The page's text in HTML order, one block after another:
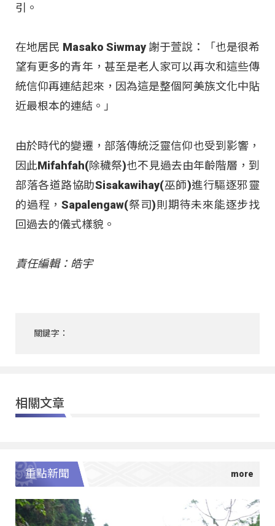
引。
在地居民 Masako Siwmay 謝于萱說：「也是很希
望有更多的青年，甚至是老人家可以再次和這些傳
統信仰再連結起來，因為這是整個阿美族文化中貼
近最根本的連結。」
由於時代的變遷，部落傳統泛靈信仰也受到影響，
因此Mifahfah(除穢祭)也不見過去由年齡階層，到
部落各道路協助Sisakawihay(巫師)進行驅逐邪靈
的過程，Sapalengaw(祭司)則期待未來能逐步找
回過去的儀式樣貌。
責任編輯：皓宇
關鍵字：
相關文章
重點新聞